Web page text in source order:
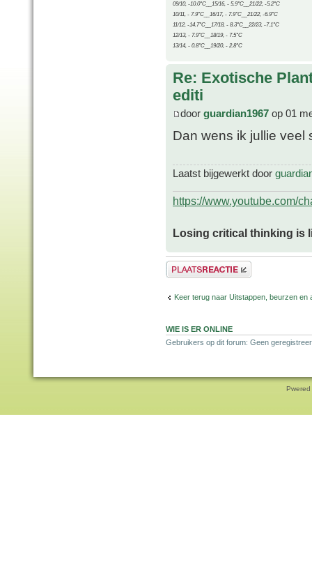
09/10, -10.0°C__15/16, - 5.9°C__21/22, -5.2°C
10/11, - 7.9°C__16/17, - 7.9°C__21/22, -6.9°C
11/12, -14.7°C__17/18, - 8.3°C__22/23, -7.1°C
12/13, - 7.9°C__18/19, - 7.5°C
13/14, - 0.8°C__19/20, - 2.8°C
Re: Exotische
editi
door guardian1967 op 01
Dan wens ik jullie veel
Laatst bijgewerkt door
https://www.youtube.com/
Losing critical thinking is
Plaats een reactie
Keer terug naar Uitstappen, beurzen en
WIE IS ER ONLINE
Gebruikers op dit forum: Geen